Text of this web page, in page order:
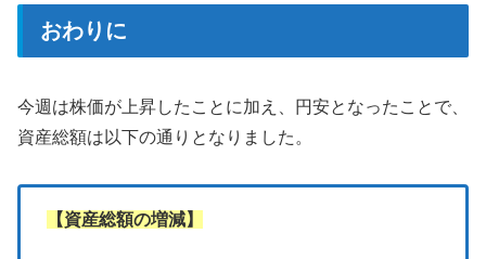
おわりに
今週は株価が上昇したことに加え、円安となったことで、
資産総額は以下の通りとなりました。
【資産総額の増減】